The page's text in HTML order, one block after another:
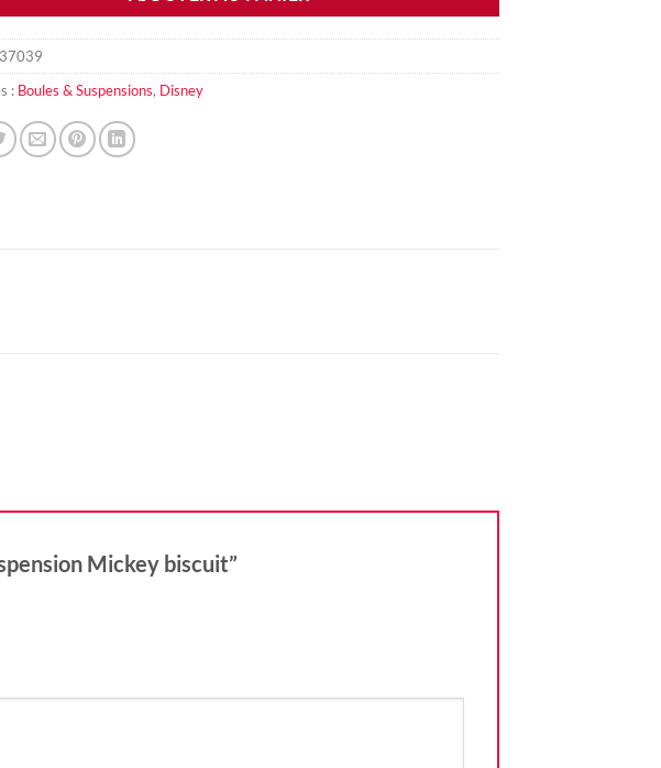
: Boules & Suspensions, Disney
Mickey biscuit”